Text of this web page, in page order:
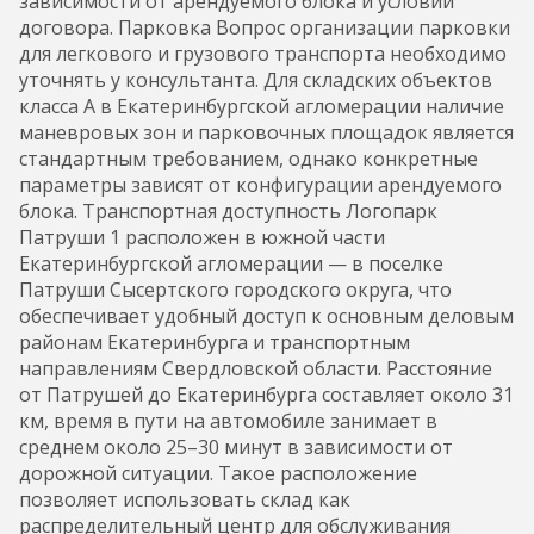
договора. Парковка Вопрос организации парковки
для легкового и грузового транспорта необходимо
уточнять у консультанта. Для складских объектов
класса А в Екатеринбургской агломерации наличие
маневровых зон и парковочных площадок является
стандартным требованием, однако конкретные
параметры зависят от конфигурации арендуемого
блока. Транспортная доступность Логопарк
Патруши 1 расположен в южной части
Екатеринбургской агломерации — в поселке
Патруши Сысертского городского округа, что
обеспечивает удобный доступ к основным деловым
районам Екатеринбурга и транспортным
направлениям Свердловской области. Расстояние
от Патрушей до Екатеринбурга составляет около 31
км, время в пути на автомобиле занимает в
среднем около 25–30 минут в зависимости от
дорожной ситуации. Такое расположение
позволяет использовать склад как
распределительный центр для обслуживания